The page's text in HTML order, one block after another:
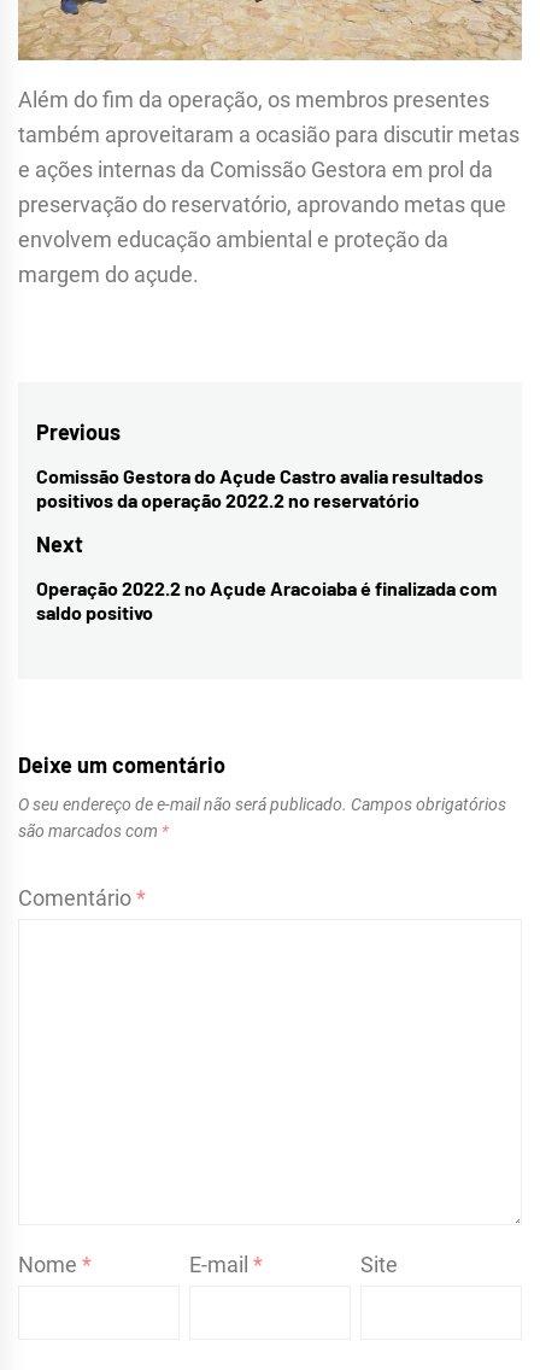
Além do fim da operação, os membros presentes
também aproveitaram a ocasião para discutir metas
e ações internas da Comissão Gestora em prol da
preservação do reservatório, aprovando metas que
envolvem educação ambiental e proteção da
margem do açude.
Navegação
de
Post
Previous
Previous
post:
Comissão Gestora do Açude Castro avalia resultados
positivos da operação 2022.2 no reservatório
Next
Next
post:
Operação 2022.2 no Açude Aracoiaba é finalizada com
saldo positivo
Deixe um comentário
O seu endereço de e-mail não será publicado. Campos obrigatórios
são marcados com *
Comentário*
Nome * E-mail* Site